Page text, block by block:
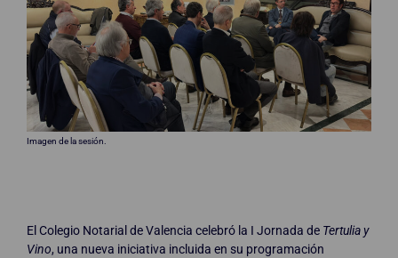
Imagen de la sesión.
El Colegio Notarial de Valencia celebró la I Jornada de Tertulia y
Vino, una nueva iniciativa incluida en su programación